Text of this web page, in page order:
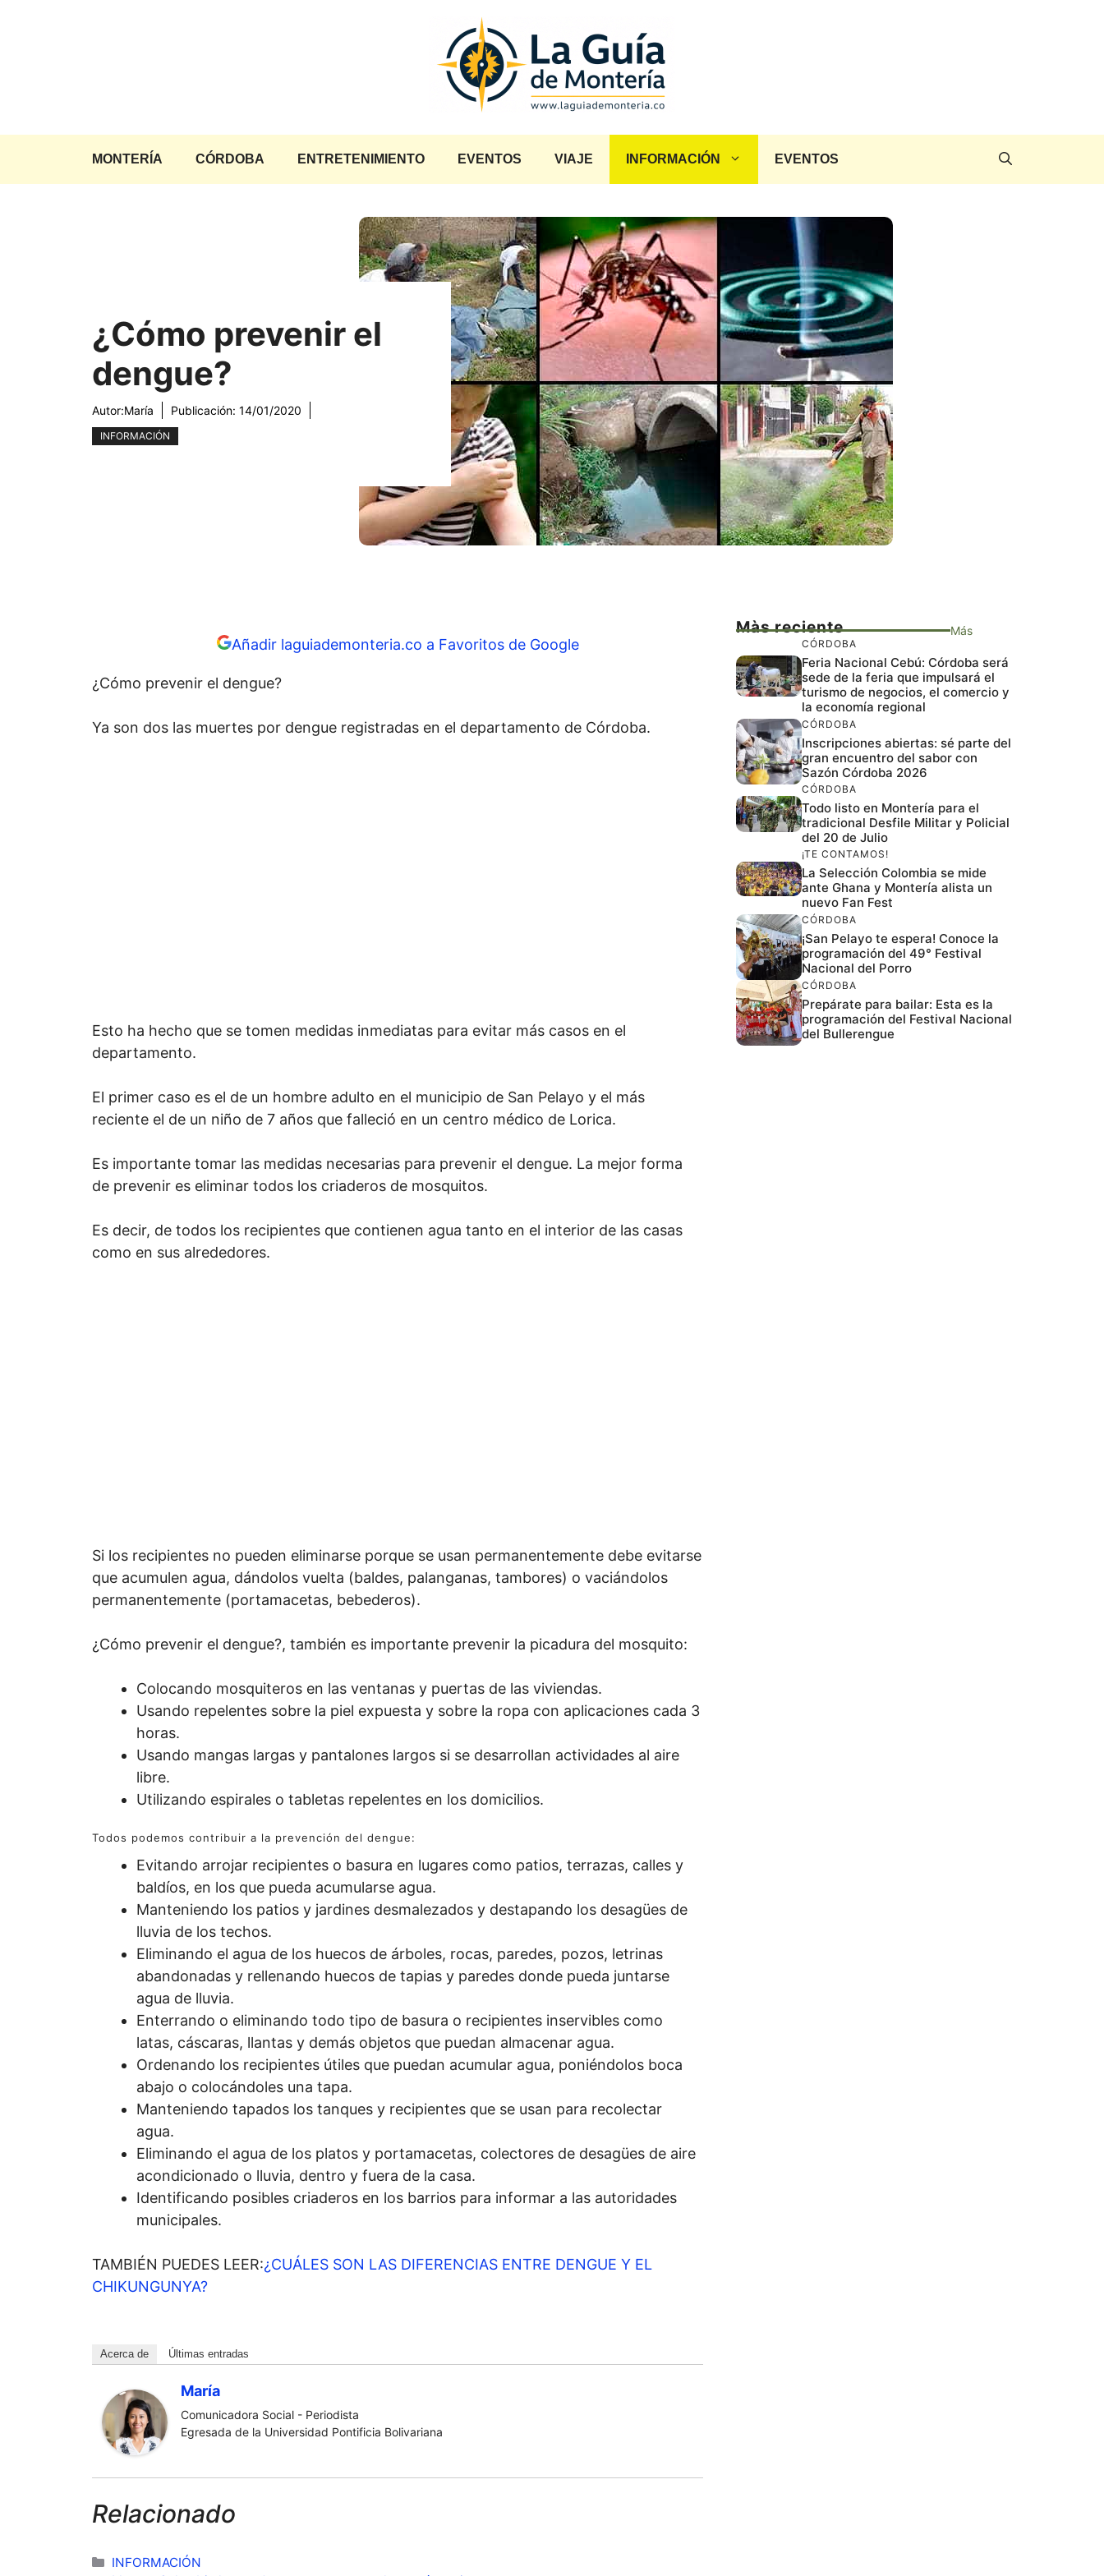
MONTERÍA CÓRDOBA ENTRETENIMIENTO EVENTOS VIAJE INFORMACIÓN EVENTOS
¿Cómo prevenir el
dengue?
Autor:María Publicación: 14/01/2020
INFORMACIÓN
Añadir laguiademonteria.co a Favoritos de Google
¿Cómo prevenir el dengue?
Ya son dos las muertes por dengue registradas en el departamento de Córdoba.
Esto ha hecho que se tomen medidas inmediatas para evitar más casos en el
departamento.
El primer caso es el de un hombre adulto en el municipio de San Pelayo y el más
reciente el de un niño de 7 años que falleció en un centro médico de Lorica.
Es importante tomar las medidas necesarias para prevenir el dengue. La mejor forma
de prevenir es eliminar todos los criaderos de mosquitos.
Es decir, de todos los recipientes que contienen agua tanto en el interior de las casas
como en sus alrededores.
Si los recipientes no pueden eliminarse porque se usan permanentemente debe evitarse
que acumulen agua, dándolos vuelta (baldes, palanganas, tambores) o vaciándolos
permanentemente (portamacetas, bebederos).
¿Cómo prevenir el dengue?, también es importante prevenir la picadura del mosquito:
Colocando mosquiteros en las ventanas y puertas de las viviendas.
Usando repelentes sobre la piel expuesta y sobre la ropa con aplicaciones cada 3
horas.
Usando mangas largas y pantalones largos si se desarrollan actividades al aire
libre.
Utilizando espirales o tabletas repelentes en los domicilios.
Todos podemos contribuir a la prevención del dengue:
Evitando arrojar recipientes o basura en lugares como patios, terrazas, calles y
baldíos, en los que pueda acumularse agua.
Manteniendo los patios y jardines desmalezados y destapando los desagües de
lluvia de los techos.
Eliminando el agua de los huecos de árboles, rocas, paredes, pozos, letrinas
abandonadas y rellenando huecos de tapias y paredes donde pueda juntarse
agua de lluvia.
Enterrando o eliminando todo tipo de basura o recipientes inservibles como
latas, cáscaras, llantas y demás objetos que puedan almacenar agua.
Ordenando los recipientes útiles que puedan acumular agua, poniéndolos boca
abajo o colocándoles una tapa.
Manteniendo tapados los tanques y recipientes que se usan para recolectar
agua.
Eliminando el agua de los platos y portamacetas, colectores de desagües de aire
acondicionado o lluvia, dentro y fuera de la casa.
Identificando posibles criaderos en los barrios para informar a las autoridades
municipales.
TAMBIÉN PUEDES LEER:¿CUÁLES SON LAS DIFERENCIAS ENTRE DENGUE Y EL
CHIKUNGUNYA?
Acerca de Últimas entradas
María
Comunicadora Social - Periodista
Egresada de la Universidad Pontificia Bolivariana
Relacionado
Categorías
INFORMACIÓN
Màs reciente Más
CÓRDOBA
Feria Nacional Cebú: Córdoba será
sede de la feria que impulsará el
turismo de negocios, el comercio y
la economía regional
CÓRDOBA
Inscripciones abiertas: sé parte del
gran encuentro del sabor con
Sazón Córdoba 2026
CÓRDOBA
Todo listo en Montería para el
tradicional Desfile Militar y Policial
del 20 de Julio
¡TE CONTAMOS!
La Selección Colombia se mide
ante Ghana y Montería alista un
nuevo Fan Fest
CÓRDOBA
¡San Pelayo te espera! Conoce la
programación del 49° Festival
Nacional del Porro
CÓRDOBA
Prepárate para bailar: Esta es la
programación del Festival Nacional
del Bullerengue